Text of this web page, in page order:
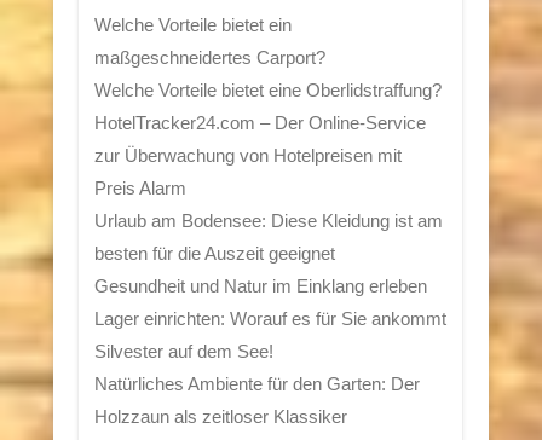
Welche Vorteile bietet ein
maßgeschneidertes Carport?
Welche Vorteile bietet eine Oberlidstraffung?
HotelTracker24.com – Der Online-Service
zur Überwachung von Hotelpreisen mit
Preis Alarm
Urlaub am Bodensee: Diese Kleidung ist am
besten für die Auszeit geeignet
Gesundheit und Natur im Einklang erleben
Lager einrichten: Worauf es für Sie ankommt
Silvester auf dem See!
Natürliches Ambiente für den Garten: Der
Holzzaun als zeitloser Klassiker